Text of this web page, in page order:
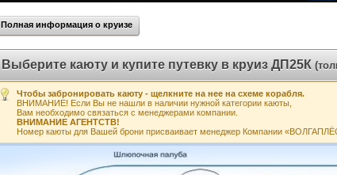
Полная информация о круизе
Выберите каюту и купите путевку в круиз ДП25К
Чтобы забронировать каюту - щелкните на нее на схеме корабля.
ВНИМАНИЕ! Если Вы не нашли в наличии нужной категории каюты,
Вам необходимо связаться с менеджерами компании.
ВНИМАНИЕ АГЕНТСТВ!
Номер каюты для Вашей брони присваивает менеджер Компании